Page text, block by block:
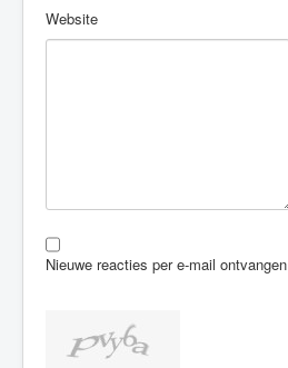
Website
Nieuwe reacties per e-mail ontvangen